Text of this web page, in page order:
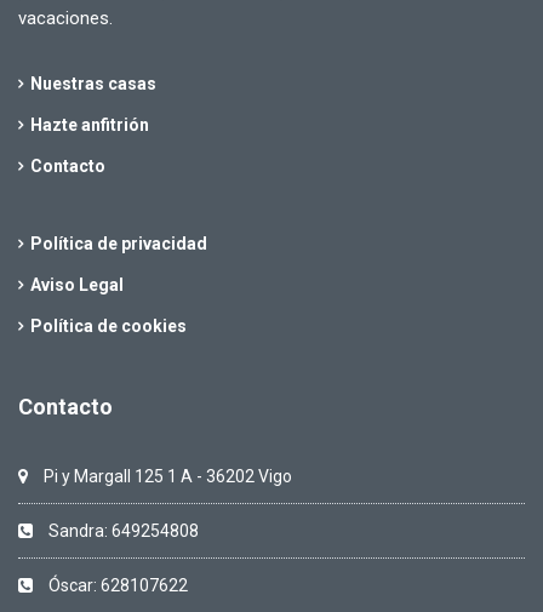
vacaciones.
Nuestras casas
Hazte anfitrión
Contacto
Política de privacidad
Aviso Legal
Política de cookies
Contacto
Pi y Margall 125 1 A - 36202 Vigo
Sandra: 649254808
Óscar: 628107622